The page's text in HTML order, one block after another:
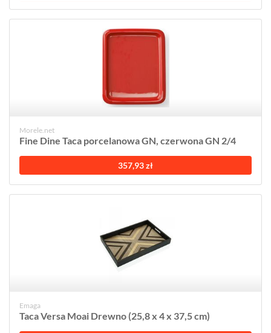
Morele.net
Fine Dine Taca porcelanowa GN, czerwona GN 2/4
357,93 zł
Emaga
Taca Versa Moai Drewno (25,8 x 4 x 37,5 cm)